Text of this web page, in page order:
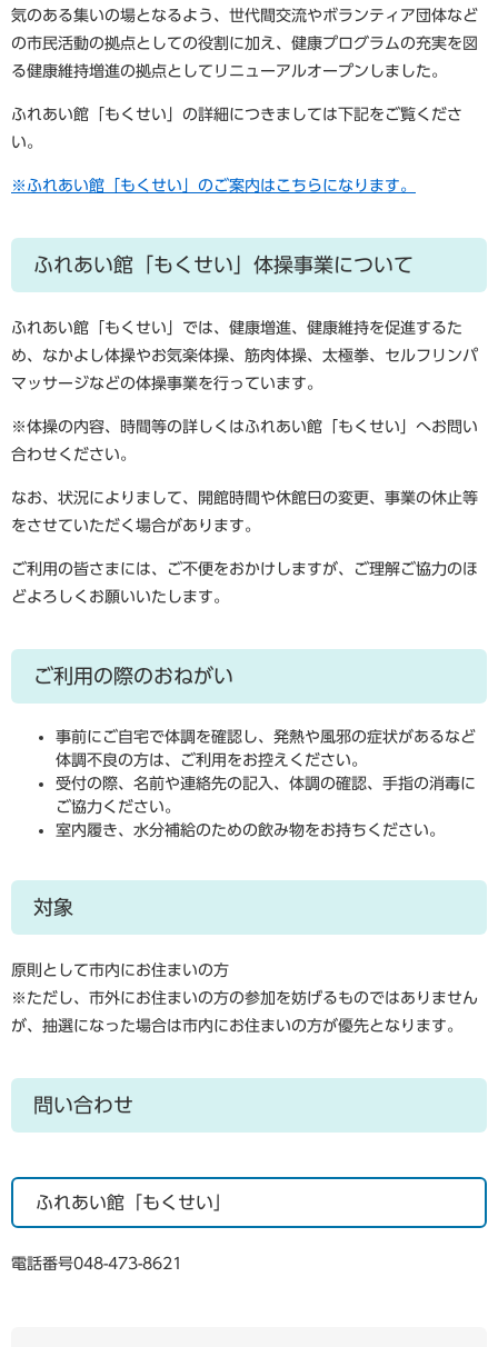
気のある集いの場となるよう、世代間交流やボランティア団体など
の市民活動の拠点としての役割に加え、健康プログラムの充実を図
る健康維持増進の拠点としてリニューアルオープンしました。
ふれあい館「もくせい」の詳細につきましては下記をご覧くださ
い。
※ふれあい館「もくせい」のご案内はこちらになります。
ふれあい館「もくせい」体操事業について
ふれあい館「もくせい」では、健康増進、健康維持を促進するた
め、なかよし体操やお気楽体操、筋肉体操、太極拳、セルフリンパ
マッサージなどの体操事業を行っています。
※体操の内容、時間等の詳しくはふれあい館「もくせい」へお問い
合わせください。
なお、状況によりまして、開館時間や休館日の変更、事業の休止等
をさせていただく場合があります。
ご利用の皆さまには、ご不便をおかけしますが、ご理解ご協力のほ
どよろしくお願いいたします。
ご利用の際のおねがい
事前にご自宅で体調を確認し、発熱や風邪の症状があるなど
体調不良の方は、ご利用をお控えください。
受付の際、名前や連絡先の記入、体調の確認、手指の消毒に
ご協力ください。
室内履き、水分補給のための飲み物をお持ちください。
対象
原則として市内にお住まいの方
※ただし、市外にお住まいの方の参加を妨げるものではありません
が、抽選になった場合は市内にお住まいの方が優先となります。
問い合わせ
ふれあい館「もくせい」
電話番号048-473-8621